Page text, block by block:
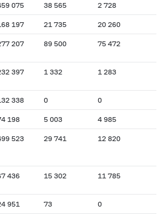
075 38 565 2 728
197 21 735 20 260
207 89 500 75 472
397 1 332 1 283
338 0 0
198 5 003 4 985
523 29 741 12 820
436 15 302 11 785
951 73 0